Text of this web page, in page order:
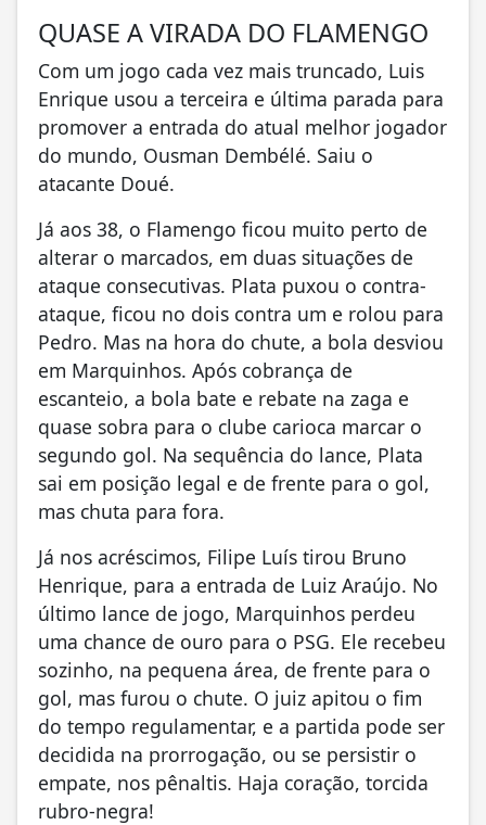
QUASE A VIRADA DO FLAMENGO
Com um jogo cada vez mais truncado, Luis
Enrique usou a terceira e última parada para
promover a entrada do atual melhor jogador
do mundo, Ousman Dembélé. Saiu o
atacante Doué.
Já aos 38, o Flamengo ficou muito perto de
alterar o marcados, em duas situações de
ataque consecutivas. Plata puxou o contra-
ataque, ficou no dois contra um e rolou para
Pedro. Mas na hora do chute, a bola desviou
em Marquinhos. Após cobrança de
escanteio, a bola bate e rebate na zaga e
quase sobra para o clube carioca marcar o
segundo gol. Na sequência do lance, Plata
sai em posição legal e de frente para o gol,
mas chuta para fora.
Já nos acréscimos, Filipe Luís tirou Bruno
Henrique, para a entrada de Luiz Araújo. No
último lance de jogo, Marquinhos perdeu
uma chance de ouro para o PSG. Ele recebeu
sozinho, na pequena área, de frente para o
gol, mas furou o chute. O juiz apitou o fim
do tempo regulamentar, e a partida pode ser
decidida na prorrogação, ou se persistir o
empate, nos pênaltis. Haja coração, torcida
rubro-negra!